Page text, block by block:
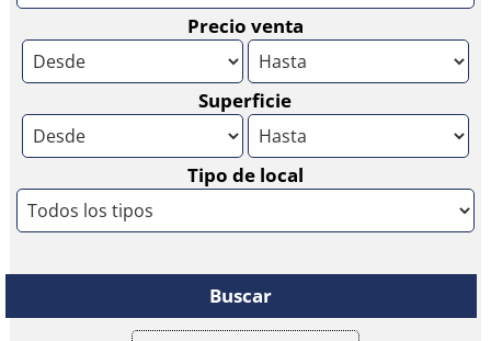
Precio venta
Superficie
Tipo de local
Buscar